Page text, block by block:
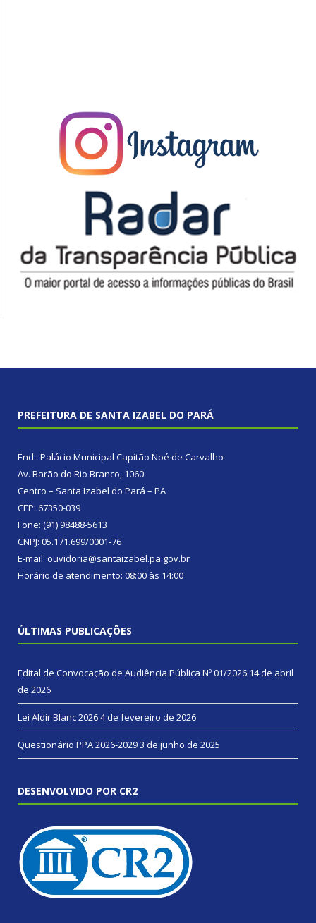
PREFEITURA DE SANTA IZABEL DO PARÁ
End.: Palácio Municipal Capitão Noé de Carvalho
Av. Barão do Rio Branco, 1060
Centro – Santa Izabel do Pará – PA
CEP: 67350-039
Fone: (91) 98488-5613
CNPJ: 05.171.699/0001-76
E-mail: ouvidoria@santaizabel.pa.gov.br
Horário de atendimento: 08:00 às 14:00
ÚLTIMAS PUBLICAÇÕES
Edital de Convocação de Audiência Pública Nº 01/2026 14 de abril
de 2026
Lei Aldir Blanc 20264 de fevereiro de 2026
Questionário PPA 2026-20293 de junho de 2025
DESENVOLVIDO POR CR2